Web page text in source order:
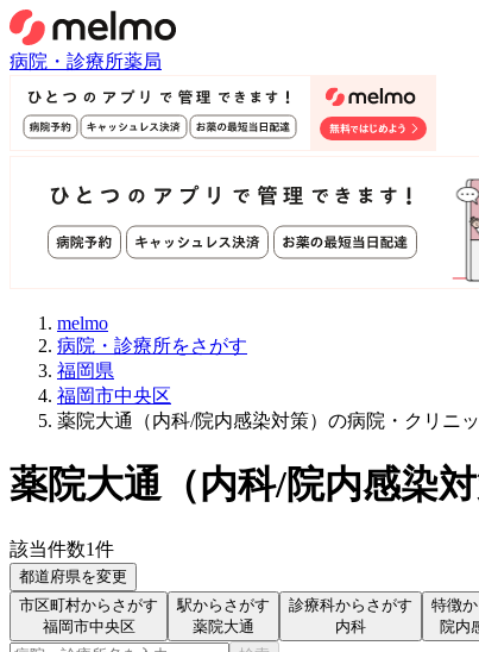
病院・診療所薬局
melmo
病院・診療所をさがす
福岡県
福岡市中央区
薬院大通（内科/院内感染対策）の病院・クリニ
薬院大通（内科/院内感染
該当件数1件
都道府県を変更
市区町村からさがす
福岡市中央区
駅からさがす
薬院大通
診療科からさがす
内科
特徴
院内